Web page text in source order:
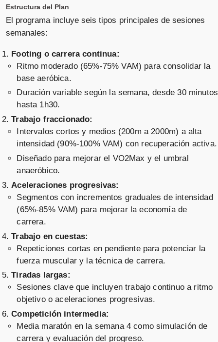
Estructura del Plan
El programa incluye seis tipos principales de sesiones
semanales:
Footing o carrera continua:
Ritmo moderado (65%-75% VAM) para consolidar la
base aeróbica.
Duración variable según la semana, desde 30 minutos
hasta 1h30.
Trabajo fraccionado:
Intervalos cortos y medios (200m a 2000m) a alta
intensidad (90%-100% VAM) con recuperación activa.
Diseñado para mejorar el VO2Max y el umbral
anaeróbico.
Aceleraciones progresivas:
Segmentos con incrementos graduales de intensidad
(65%-85% VAM) para mejorar la economía de
carrera.
Trabajo en cuestas:
Repeticiones cortas en pendiente para potenciar la
fuerza muscular y la técnica de carrera.
Tiradas largas:
Sesiones clave que incluyen trabajo continuo a ritmo
objetivo o aceleraciones progresivas.
Competición intermedia:
Media maratón en la semana 4 como simulación de
carrera y evaluación del progreso.